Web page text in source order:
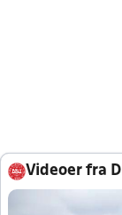
Videoer fra